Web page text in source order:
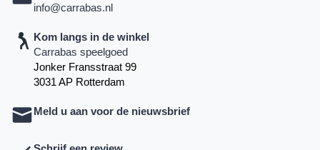
info@carrabas.nl
Kom langs in de winkel
Carrabas speelgoed
Jonker Fransstraat 99
3031 AP Rotterdam
Meld u aan voor de nieuwsbrief